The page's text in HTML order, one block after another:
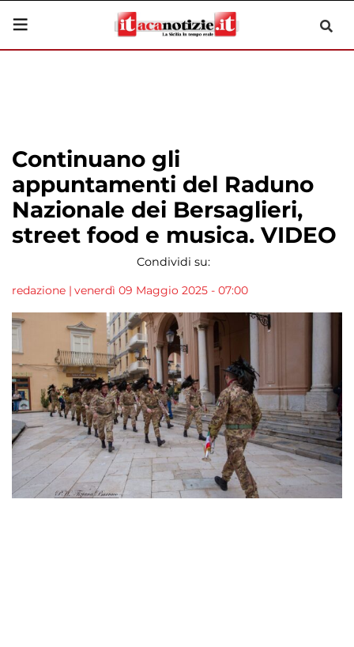
Continuano gli
appuntamenti del Raduno
Nazionale dei Bersaglieri,
street food e musica. VIDEO
Condividi su:
redazione | venerdì 09 Maggio 2025 - 07:00